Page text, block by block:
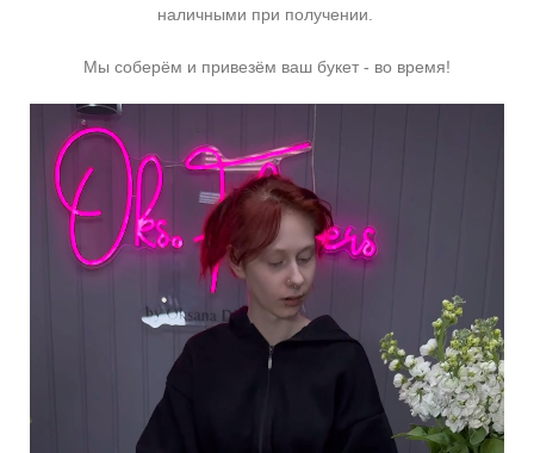
наличными при получении.
Мы соберём и привезём ваш букет - во время!